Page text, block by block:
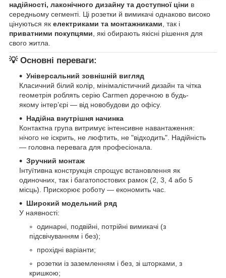
надійності, лаконічного дизайну та доступної ціни в
середньому сегменті. Ці розетки й вимикачі однаково високо
цінуються як електриками та монтажниками, так і
приватними покупцями, які обирають якісні рішення для
свого житла.
💡 Основні переваги:
Універсальний зовнішній вигляд
Класичний білий колір, мінімалістичний дизайн та чітка
геометрія роблять серію Carmen доречною в будь-
якому інтер’єрі — від новобудови до офісу.
Надійна внутрішня начинка
Контактна група витримує інтенсивне навантаження:
нічого не іскрить, не люфтить, не "відходить". Надійність
— головна перевага для професіонала.
Зручний монтаж
Інтуїтивна конструкція спрощує встановлення як
одиночних, так і багатопостових рамок (2, 3, 4 або 5
місць). Прискорює роботу — економить час.
Широкий модельний ряд
У наявності:
одинарні, подвійні, потрійні вимикачі (з
підсвічуванням і без);
прохідні варіанти;
розетки із заземленням і без, зі шторками, з
кришкою;